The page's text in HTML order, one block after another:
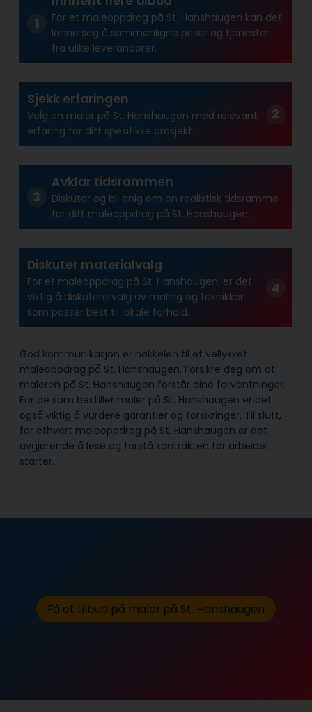
For et maleoppdrag på St. Hanshaugen kan det
lønne seg å sammenligne priser og tjenester
fra ulike leverandører.
Sjekk erfaringen
Velg en maler på St. Hanshaugen med relevant
erfaring for ditt spesifikke prosjekt.
Avklar tidsrammen
Diskuter og bli enig om en realistisk tidsramme
for ditt maleoppdrag på St. Hanshaugen.
Diskuter materialvalg
For et maleoppdrag på St. Hanshaugen, er det
viktig å diskutere valg av maling og teknikker
som passer best til lokale forhold.
God kommunikasjon er nøkkelen til et vellykket
maleoppdrag på St. Hanshaugen. Forsikre deg om at
maleren på St. Hanshaugen forstår dine forventninger.
For de som bestiller maler på St. Hanshaugen er det
også viktig å vurdere garantier og forsikringer. Til slutt,
for ethvert maleoppdrag på St. Hanshaugen er det
avgjørende å lese og forstå kontrakten før arbeidet
starter.
Få et tilbud på maler på St. Hanshaugen